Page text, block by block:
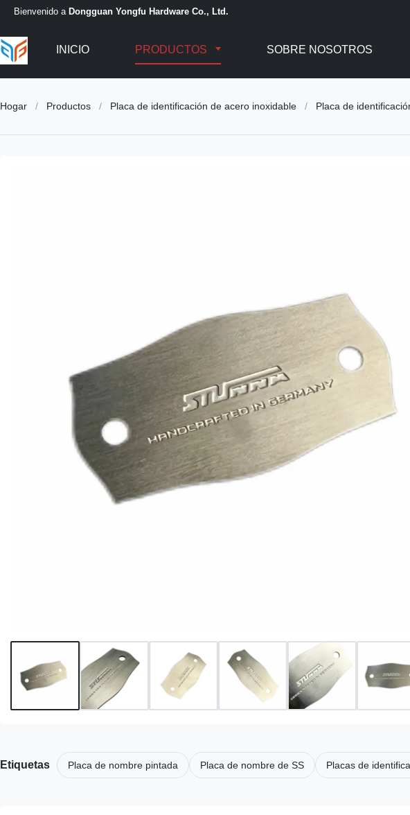
Bienvenido a Dongguan Yongfu Hardware Co., Ltd.
INICIO PRODUCTOS SOBRE NOSOTROS
Hogar / Productos / Placa de identificación de acero inoxidable / Placa de identificación
Etiquetas Placa de nombre pintada Placa de nombre de SS Placas de